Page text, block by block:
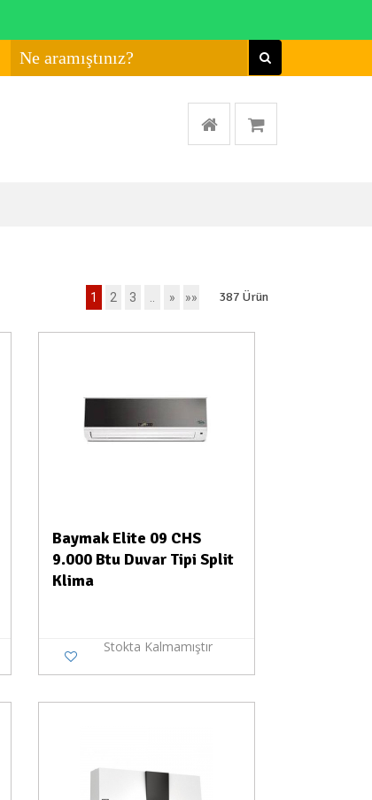
387 Ürün
1 2 3 » »»
Baymak Elite 09 CHS
9.000 Btu Duvar Tipi Split
Klima
Stokta Kalmamıştır